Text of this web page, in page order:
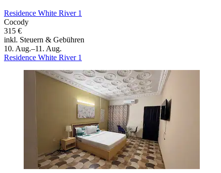
Residence White River 1
Cocody
315 €
inkl. Steuern & Gebühren
10. Aug.–11. Aug.
Residence White River 1